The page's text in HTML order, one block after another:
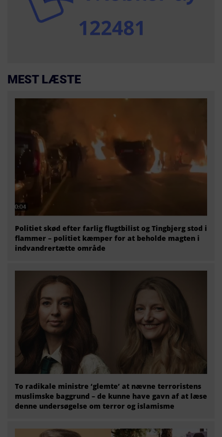
MEST LÆSTE
Politiet skød efter farlig flugtbilist og Tingbjerg stod i
flammer – politiet kæmper for at beholde magten i
indvandrertætte område
To radikale ministre ‘glemte’ at nævne terroristens
muslimske baggrund – de kunne have gavn af at læse
denne undersøgelse om terror og islamisme